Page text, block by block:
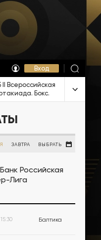
Вход
II Всероссийская
Бокс.
Прямая
ЗАВТРА ВЫБРАТЬ
Российская
Лига
15:30 Балтика